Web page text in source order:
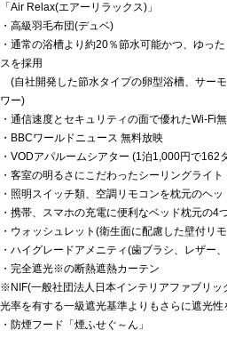
「Air Relax(エアーリラックス)」
・高級羽毛布団(デュベ)
・通常の浴槽より約20％節水可能かつ、ゆっ
スを採用
(自社開発した節水タイプの卵型浴槽、サー
ワー)
・通信速度とセキュリティの面で優れたWi-Fi
・BBCワールドニュース 無料放映
・VODアパルームシアター (1泊1,000円で162
・客室の明るさにこだわったシーリングライト
・照明スイッチ類、空調リモコンを枕元のヘ
・携帯、スマホの充電に便利なベッド枕元の4
・ウォッシュレット(衛生面に配慮した壁付リ
・ハイグレードアメニティ(歯ブラシ、レザー
・完全遮光※の断熱遮熱カーテン
※NIF(一般社団法人日本インテリアファブリ
光率を有する一級遮光基準よりもさらに遮光性
・防煙フード「煙ふせぐ～ん」